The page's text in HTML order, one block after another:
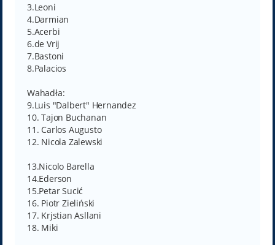
3.Leoni
4.Darmian
5.Acerbi
6.de Vrij
7.Bastoni
8.Palacios
Wahadła:
9.Luis "Dalbert" Hernandez
10. Tajon Buchanan
11. Carlos Augusto
12. Nicola Zalewski
13.Nicolo Barella
14.Ederson
15.Petar Sucić
16. Piotr Zieliński
17. Krjstian Asllani
18. Miki